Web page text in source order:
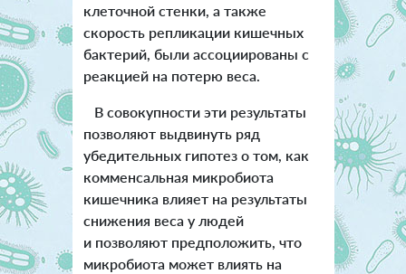
клеточной стенки, а также
скорость репликации кишечных
бактерий, были ассоциированы с
реакцией на потерю веса.
В совокупности эти результаты
позволяют выдвинуть ряд
убедительных гипотез о том, как
комменсальная микробиота
кишечника влияет на результаты
снижения веса у людей
и позволяют предположить, что
микробиота может влиять на